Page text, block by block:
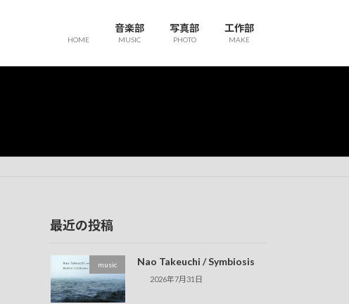
HOME
音楽部
MUSIC
写真部
PHOTO
工作部
MAKE
最近の投稿
music Nao Takeuchi / Symbiosis
2026年7月31日